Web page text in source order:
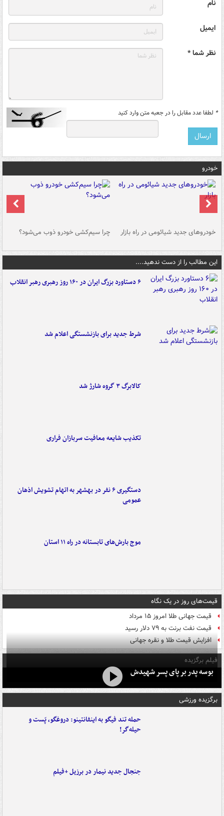
نام
ایمیل
نظر شما *
* لطفا عدد مقابل را در جعبه متن وارد کنید
خودرو
خودروهای جدید شیائومی در راه بازار چرا سیم‌کشی خودرو ذوب می‌شود؟
این مطالب را از دست ندهید....
۶ دستاورد بزرگ ایران در ۱۶۰ روز رهبری رهبر انقلاب
شرط جدید برای بازنشستگی اعلام شد
کالابرگ ۳ گروه شارژ شد
تکذیب شایعه معافیت سربازان فراری
دستگیری ۶ نفر در بهشهر به اتهام تشویش اذهان
عمومی
موج بارش‌های تابستانه در راه ۱۱ استان
قیمت‌های روز در یک نگاه
قیمت جهانی طلا امروز ۱۵ مرداد
قیمت نفت برنت به ۷۹ دلار رسید
افزایش قیمت طلا و نقره جهانی
فیلم برگزیده
بوسه‌ پدر بر پای پسر شهیدش
برگزیده ورزشی
حمله تند فیگو به اینفانتینو: دروغگو، پَست‌ و
حیله‌گر!
جنجال جدید نیمار در برزیل +فیلم